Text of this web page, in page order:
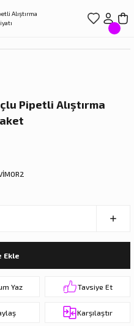
Pipetli Alıştırma
Ekle
Yaz Tavsiye Et
Karşılaştır